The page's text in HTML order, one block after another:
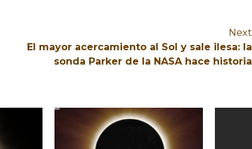
Next
El mayor acercamiento al Sol y sale ilesa: la
sonda Parker de la NASA hace historia